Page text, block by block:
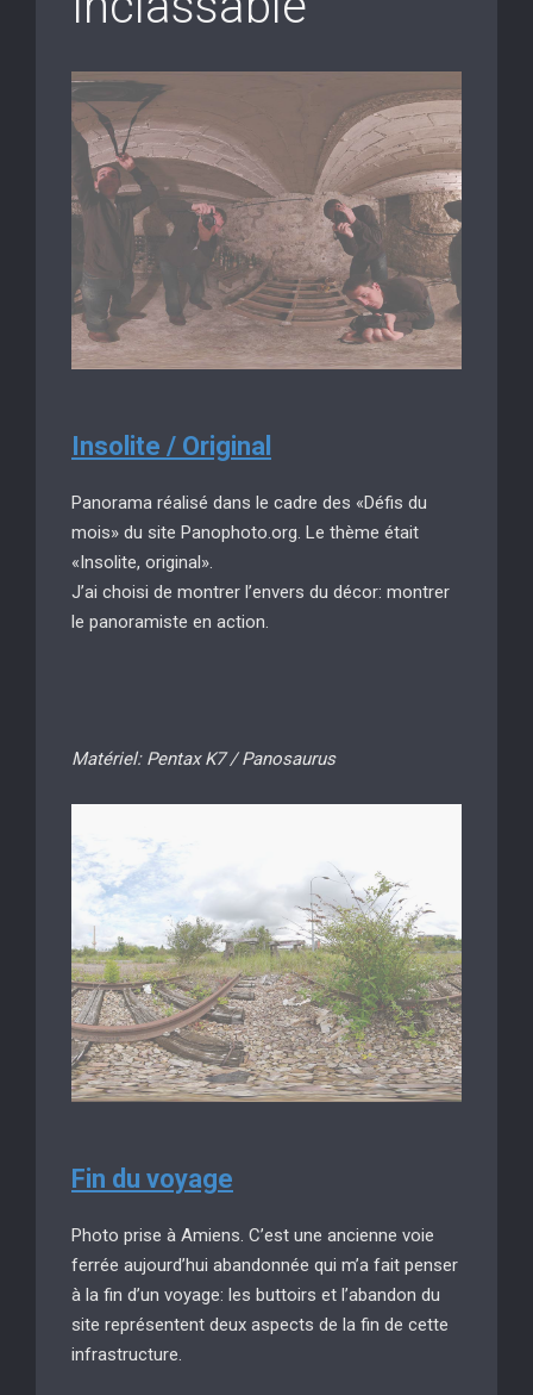
Insolite / Original
Panorama réalisé dans le cadre des «Défis du
mois» du site Panophoto.org. Le thème était
«Insolite, original».
J’ai choisi de montrer l’envers du décor: montrer
le panoramiste en action.
Matériel: Pentax K7 / Panosaurus
Fin du voyage
Photo prise à Amiens. C’est une ancienne voie
ferrée aujourd’hui abandonnée qui m’a fait penser
à la fin d’un voyage: les buttoirs et l’abandon du
site représentent deux aspects de la fin de cette
infrastructure.